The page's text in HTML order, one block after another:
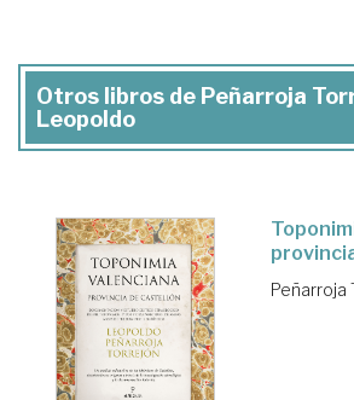
Otros libros de Peñarroja
Leopoldo
Peñarroja